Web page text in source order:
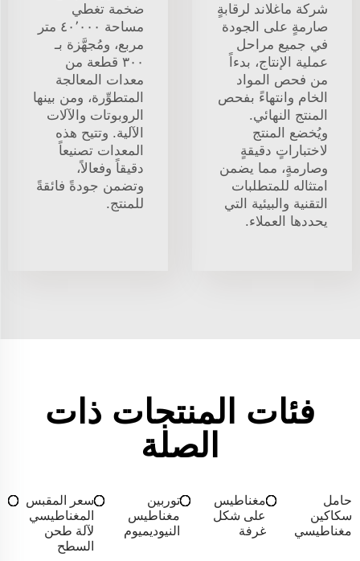
شركة ماغلاند لرقابةٍ
صارمةٍ على الجودة
في جميع مراحل
عملية الإنتاج، بدءاً
من فحص المواد
الخام وانتهاءً بفحص
المنتج النهائي.
ويُخضع المنتج
لاختباراتٍ دقيقةٍ
وصارمةٍ، مما يضمن
امتثاله للمتطلبات
التقنية والبيئية التي
يحددها العملاء.
ضخمة تغطي
مساحة ٤٠٬٠٠٠ متر
مربع، ومُجهَّزة بـ
٣٠٠ قطعة من
معدات المعالجة
المتطوِّرة، ومن بينها
الروبوتات والآلات
الآلية. وتتيح هذه
المعدات تصنيعاً
دقيقاً وفعالاً،
وتضمن جودةً فائقةً
للمنتج.
فئات المنتجات ذات
الصلة
حامل
سكاكين
مغناطيسي
مغناطيس
على شكل
غرفة
توربين
مغناطيس
النيوديميوم
سعر المقبس
المغناطيسي
لآلة طحن
السطح